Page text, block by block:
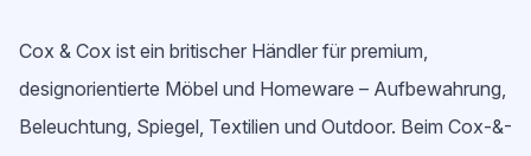
Cox & Cox ist ein britischer Händler für premium,
designorientierte Möbel und Homeware – Aufbewahrung,
Beleuchtung, Spiegel, Textilien und Outdoor. Beim Cox-&-